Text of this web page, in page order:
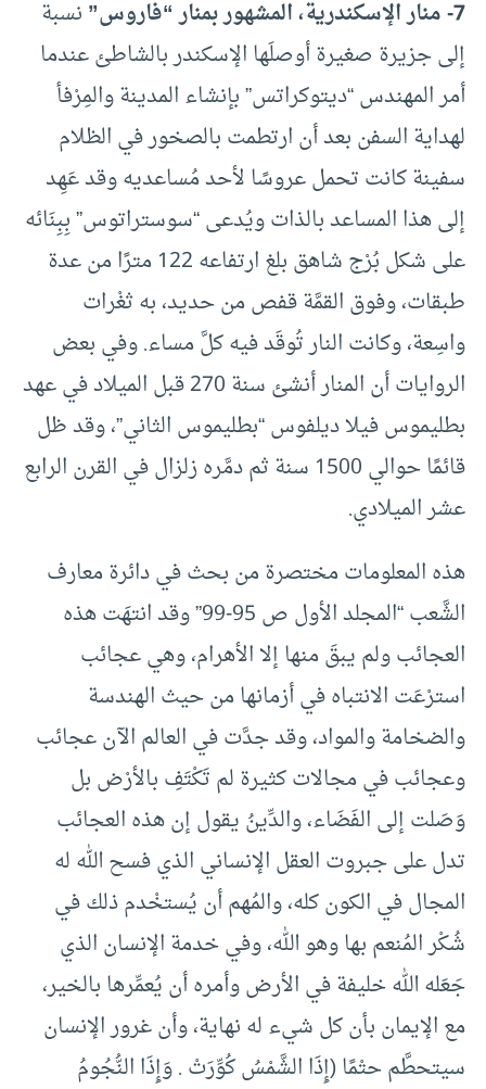
7- منار الإسكندرية، المشهور بمنار “فاروس”
نسبة
إلى جزيرة صغيرة أوصلَها الإسكندر بالشاطئ عندما
أمر المهندس “ديتوكراتس” بإنشاء المدينة والمِرْفأ
لهداية السفن بعد أن ارتطمت بالصخور في الظلام
سفينة كانت تحمل عروسًا لأحد مُساعديه وقد عَهِد
إلى هذا المساعد بالذات ويُدعى “سوستراتوس” بِبِنَائه
على شكل بُرْج شاهق بلغ ارتفاعه 122 مترًا من عدة
طبقات، وفوق القمَّة قفص من حديد، به ثغْرات
واسِعة، وكانت النار تُوقَد فيه كلَّ مساء. وفي بعض
الروايات أن المنار أنشئ سنة 270 قبل الميلاد في عهد
بطليموس فيلا ديلفوس “بطليموس الثاني”، وقد ظل
قائمًا حوالي 1500 سنة ثم دمَّره زلزال في القرن الرابع
عشر الميلادي.
هذه المعلومات مختصرة من بحث في دائرة معارف
الشَّعب “المجلد الأول ص 95-99” وقد انتهَت هذه
العجائب ولم يبقَ منها إلا الأهرام، وهي عجائب
استرْعَت الانتباه في أزمانها من حيث الهندسة
والضخامة والمواد، وقد جدَّت في العالم الآن عجائب
وعجائب في مجالات كثيرة لم تَكْتَفِ بالأرْض بل
وَصَلت إلى الفَضَاء، والدِّينُ يقول إن هذه العجائب
تدل على جبروت العقل الإنساني الذي فسح الله له
المجال في الكون كله، والمُهم أن يُستخْدم ذلك في
شُكْر المُنعم بها وهو الله، وفي خدمة الإنسان الذي
جَعَله الله خليفة في الأرض وأمره أن يُعمِّرها بالخير،
مع الإيمان بأن كل شيء له نهاية، وأن غرور الإنسان
سيتحطَّم حتْمًا (إِذَا الشَّمْسُ كُوِّرَتْ . وَإِذَا النُّجُومُ